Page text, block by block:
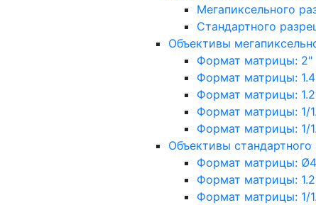
Мегапиксельного
Стандартного
Объективы
Формат матрицы: 2"
Формат матрицы:
Формат матрицы:
Формат матрицы: 1/
Формат матрицы: 1/
Объективы
Формат матрицы:
Формат матрицы:
Формат матрицы: 1/